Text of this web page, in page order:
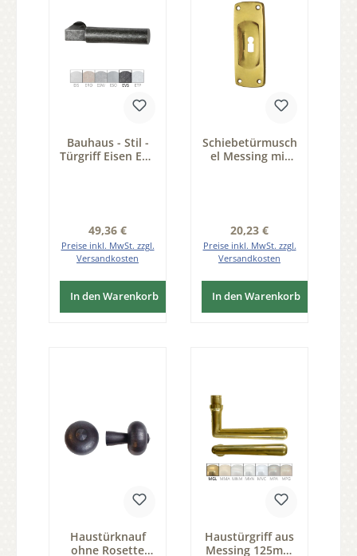
Bauhaus - Stil -
Türgriff Eisen EVS
Regulärer Preis:
49,36 €
Preise inkl. MwSt. zzgl.
Versandkosten
In den Warenkorb
Schiebetürmusch
el Messing mit
Regulärer Preis:
20,23 €
Preise inkl. MwSt. zzgl.
Versandkosten
In den Warenkorb
Haustürknauf
ohne Rosette
Haustürgriff aus
Messing 125mm